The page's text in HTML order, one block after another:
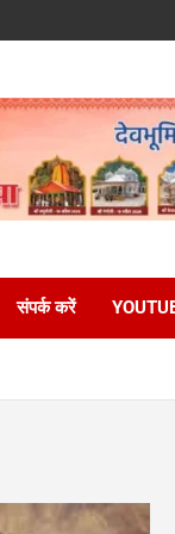
संपर्क करें